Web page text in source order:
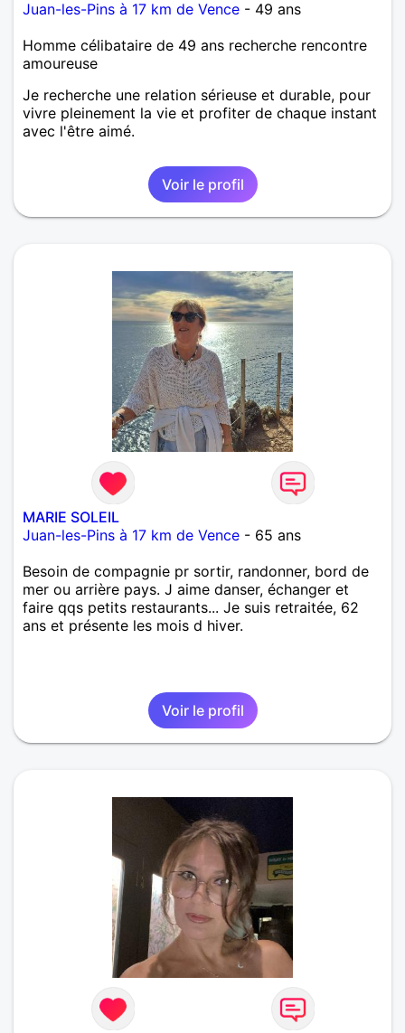
Juan-les-Pins à 17 km de Vence - 49 ans
Homme célibataire de 49 ans recherche rencontre
amoureuse
Je recherche une relation sérieuse et durable, pour
vivre pleinement la vie et profiter de chaque instant
avec l'être aimé.
Voir le profil
MARIE SOLEIL
Juan-les-Pins à 17 km de Vence - 65 ans
Besoin de compagnie pr sortir, randonner, bord de
mer ou arrière pays. J aime danser, échanger et
faire qqs petits restaurants... Je suis retraitée, 62
ans et présente les mois d hiver.
Voir le profil